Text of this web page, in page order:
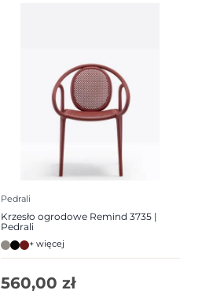
Pedrali
Krzesło ogrodowe Remind 3735 |
Pedrali
+ więcej
560,00 zł